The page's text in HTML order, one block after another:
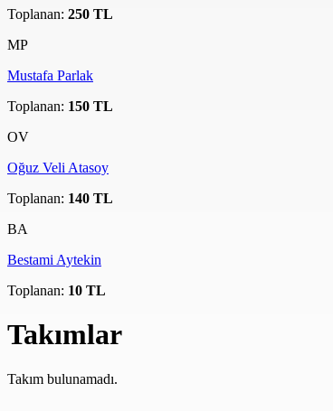
Toplanan: 250 TL
MP
Mustafa Parlak
Toplanan: 150 TL
OV
Oğuz Veli Atasoy
Toplanan: 140 TL
BA
Bestami Aytekin
Toplanan: 10 TL
Takımlar
Takım bulunamadı.